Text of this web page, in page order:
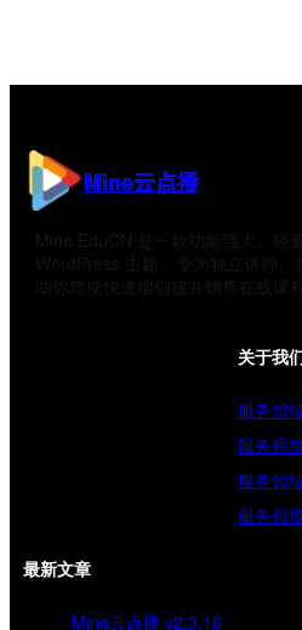
Mine云点播
Mine EduCN 是一款功能强大、轻
WordPress 主题，专为独立讲师、
助你简便快速地创建并销售在线课程
关于我
服务领
服务领
服务领
服务领
最新文章
Mine云点播 v2.3.10